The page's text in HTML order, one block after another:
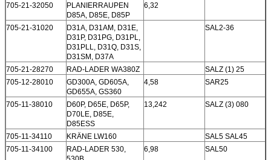
705-21-32050
PLANIERRAUPEN
D85A, D85E, D85P
6,32
705-21-31020
D31A, D31AM, D31E,
D31P, D31PG, D31PL,
D31PLL, D31Q, D31S,
D31SM, D37A
SAL2-36
705-21-28270 RAD-LADER WA380Z
SALZ (1) 25
705-12-28010
GD300A, GD605A,
GD655A, GS360
4,58 SAR25
705-11-38010
D60P, D65E, D65P,
D70LE, D85E,
D85ESS
13,242 SALZ (3) 080
705-11-34110 KRÄNE LW160
SAL5 SAL45
705-11-34100
RAD-LADER 530,
6,98 SAL50